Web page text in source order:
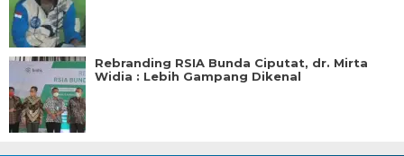
Rebranding RSIA Bunda Ciputat, dr. Mirta
Widia : Lebih Gampang Dikenal